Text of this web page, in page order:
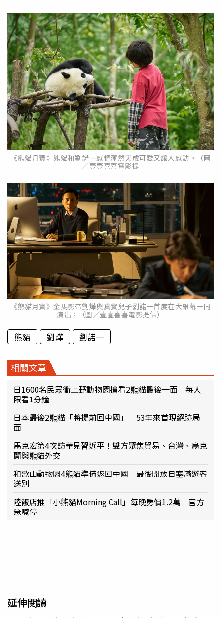
《熊貓月寶》熊貓和劉諾一感情渾然天成可愛又讓人感動。（圖
／壹壹喜喜電影提
《熊貓月寶》金馬影帝劉燁與真實兒子劉諾一首度在大銀幕一同
演出。（圖／壹壹喜喜電影提供）
熊貓 劉燁 劉諾一
相關文章
日1600名民眾衝上野動物園搶看2熊貓最後一面 每人
限看1分鐘
日本最後2熊貓「將提前回中國」 53年來首現絕跡局
面
馬克宏第4次訪華見習近平！雙方聚焦貿易、台灣、烏克
蘭與熊貓外交
和歌山動物園4熊貓準備返回中國 最後開放日塞滿遊客
送別
陸飯店推「小熊貓Morning Call」每晚房價1.2萬 官方
急喊停
延伸閱讀